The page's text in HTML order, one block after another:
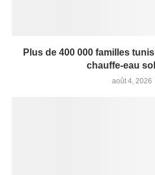
Plus de 400 000 familles
chauffe-eau
août 4, 2026